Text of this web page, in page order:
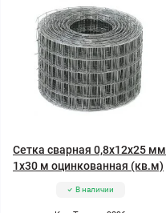
Сетка сварная 0,8x12x25 мм
1x30 м оцинкованная (кв.м)
В наличии